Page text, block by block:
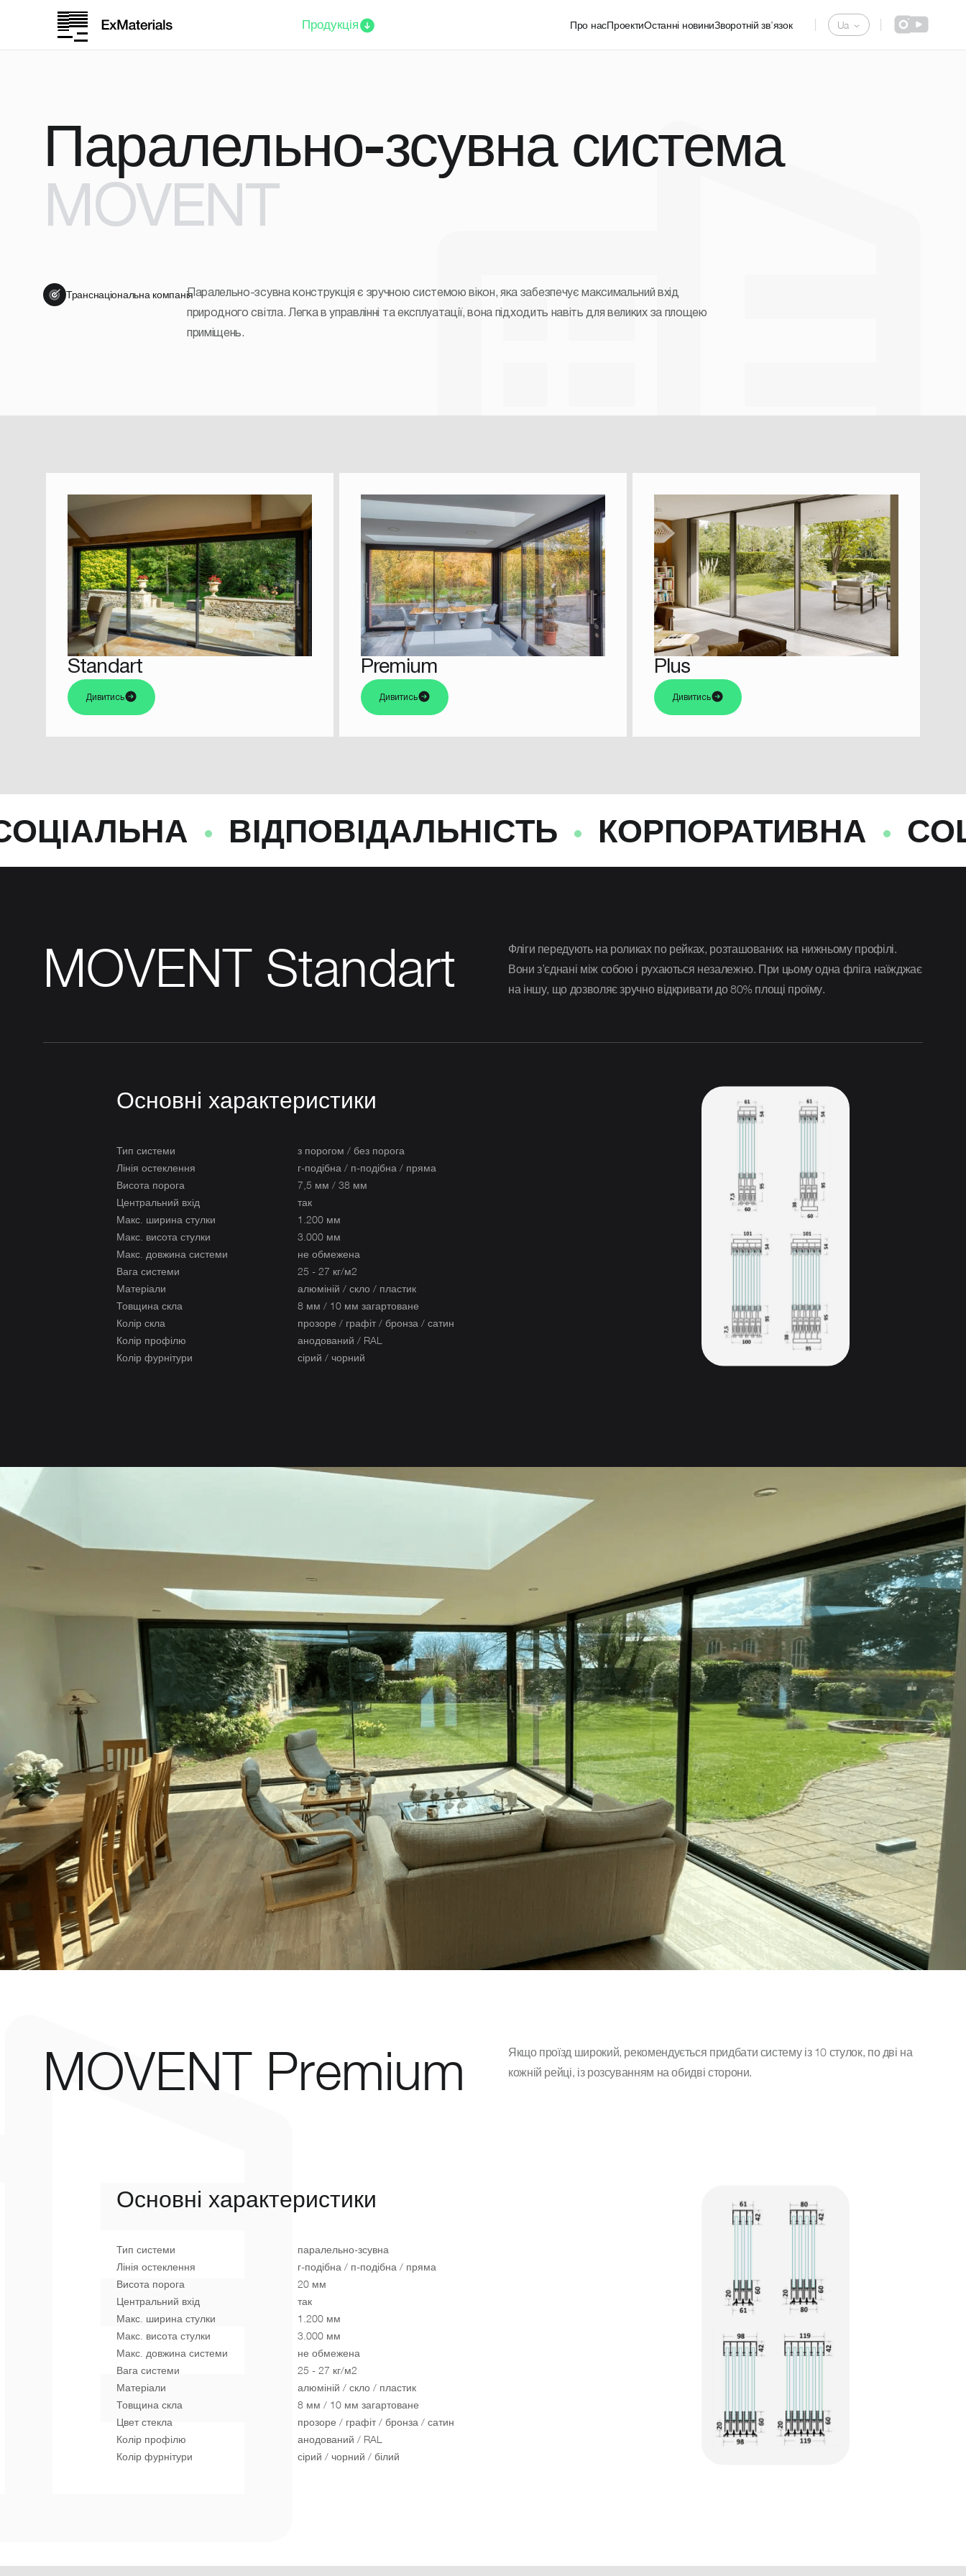
Продукція Про насПроектиОстанні новиниЗворотній зв’язок | Ua
Pl
|
Паралельно-зсувна система
MOVENT
Транснаціональна компаніяПаралельно-зсувна конструкція є зручною системою вікон, яка забезпечує максимальний вхід
природного світла. Легка в управлінні та експлуатації, вона підходить навіть для великих за площею
приміщень.
Standart
Дивитись
Premium
Дивитись
Plus
Дивитись
ВІДПОВІДАЛЬНІСТЬ КОРПОРАТИВНА СОЦІАЛЬНА
MOVENT Standart
Фліги передують на роликах по рейках, розташованих на нижньому профілі.
Вони з’єднані між собою і рухаються незалежно. При цьому одна фліга наїжджає
на іншу, що дозволяє зручно відкривати до 80% площі проїму.
Основні характеристики
Тип системи
з порогом / без порога
Лінія остеклення
г-подібна / п-подібна / пряма
Висота порога
7,5 мм / 38 мм
Центральний вхід
так
Макс. ширина стулки
1.200 мм
Макс. висота стулки
3.000 мм
Макс. довжина системи
не обмежена
Вага системи
25 - 27 кг/м2
Матеріали
алюміній / скло / пластик
Товщина скла
8 мм / 10 мм загартоване
Колір скла
прозоре / графіт / бронза / сатин
Колір профілю
анодований / RAL
Колір фурнітури
сірий / чорний
MOVENT Premium
Якщо проїзд широкий, рекомендується придбати систему із 10 стулок, по дві на
кожній рейці, із розсуванням на обидві сторони.
Основні характеристики
Тип системи
паралельно-зсувна
Лінія остеклення
г-подібна / п-подібна / пряма
Висота порога
20 мм
Центральний вхід
так
Макс. ширина стулки
1.200 мм
Макс. висота стулки
3.000 мм
Макс. довжина системи
не обмежена
Вага системи
25 - 27 кг/м2
Матеріали
алюміній / скло / пластик
Товщина скла
8 мм / 10 мм загартоване
Цвет стекла
прозоре / графіт / бронза / сатин
Колір профілю
анодований / RAL
Колір фурнітури
сірий / чорний / білий